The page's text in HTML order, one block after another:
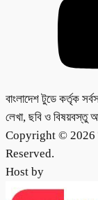
বাংলাদেশ টুডে কর্তৃক
লেখা, ছবি ও বিষয়বস্তু
Copyright © 2026
Reserved.
Host by